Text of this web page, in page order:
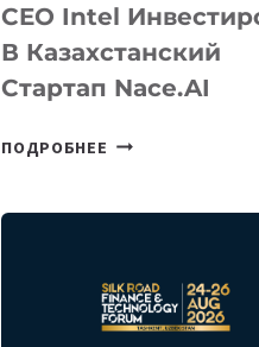
CEO Intel
В Казахстанский
Стартап Nace.AI
ПОДРОБНЕЕ CEO
СТАРТАП
NACE.AI